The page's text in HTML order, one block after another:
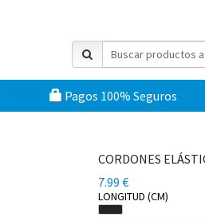
Pagos 100% Seguros
CORDONES
7.99 €
LONGITUD (CM)